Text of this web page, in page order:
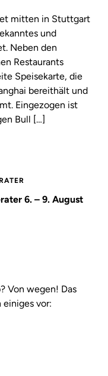
mitten in Stuttgart
und
Neben den
Restaurants
Speisekarte, die
bereithält und
Eingezogen ist
Bull […]
6. – 9. August
Von wegen! Das
vor: